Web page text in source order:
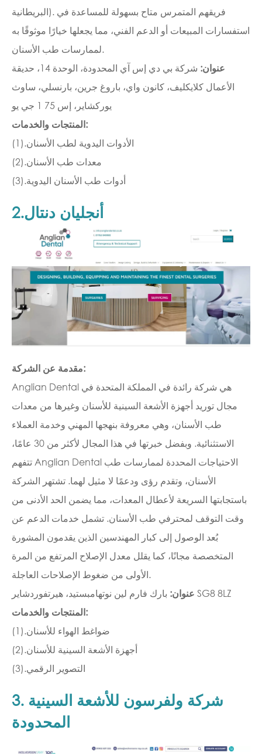
البريطانية). فريقهم المتمرس متاح بسهولة للمساعدة في
استفسارات المبيعات أو الدعم الفني، مما يجعلها خيارًا موثوقًا به
لممارسات طب الأسنان.
عنوان:
شركة بي دي إس آي المحدودة، الوحدة 14، حديقة
الأعمال كلايكليف، كانون واي، باروغ جرين، بارنسلي، ساوث
يوركشاير، إس 75 1 جي يو
المنتجات والخدمات:
(1).الأدوات اليدوية لطب الأسنان
(2).معدات طب الأسنان
(3).أدوات طب الأسنان اليدوية
2.أنجليان دنتال
مقدمة عن الشركة:
Anglian Dental هي شركة رائدة في المملكة المتحدة في
مجال توريد أجهزة الأشعة السينية للأسنان وغيرها من معدات
طب الأسنان، وهي معروفة بنهجها المهني وخدمة العملاء
الاستثنائية. وبفضل خبرتها في هذا المجال لأكثر من 30 عامًا،
تتفهم Anglian Dental الاحتياجات المحددة لممارسات طب
الأسنان، وتقدم رؤى ودعمًا لا مثيل لهما. تشتهر الشركة
باستجابتها السريعة لأعطال المعدات، مما يضمن الحد الأدنى من
وقت التوقف لمحترفي طب الأسنان. تشمل خدمات الدعم عن
بُعد الوصول إلى كبار المهندسين الذين يقدمون المشورة
المتخصصة مجانًا، كما يقلل معدل الإصلاح المرتفع من المرة
الأولى من ضغوط الإصلاحات العاجلة.
عنوان: بارك فارم لين نوتهامبستيد، هيرتفوردشاير SG8 8LZ
المنتجات والخدمات:
(1).ضواغط الهواء للأسنان
(2).أجهزة الأشعة السينية للأسنان
(3).التصوير الرقمي
3. شركة ولفرسون للأشعة السينية